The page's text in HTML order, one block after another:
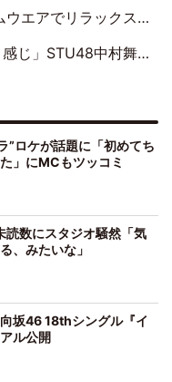
を見て成長を感じていただけるとうれしい」
村舞、新しい挑戦は自らの手で
”ロケが話題に「初めてち
」にMCもツッコミ
読数にスタジオ騒然「気
、みたいな」
坂46 18thシングル『イ
ル公開